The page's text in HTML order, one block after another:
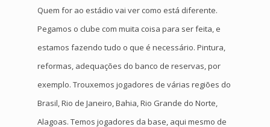
Quem for ao estádio vai ver como está diferente.
Pegamos o clube com muita coisa para ser feita, e
estamos fazendo tudo o que é necessário. Pintura,
reformas, adequações do banco de reservas, por
exemplo. Trouxemos jogadores de várias regiões do
Brasil, Rio de Janeiro, Bahia, Rio Grande do Norte,
Alagoas. Temos jogadores da base, aqui mesmo de